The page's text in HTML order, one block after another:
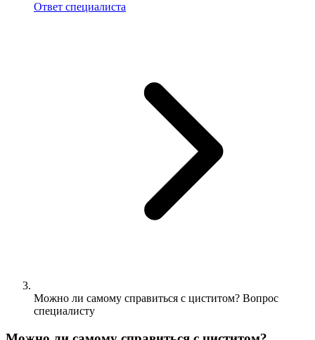
Ответ специалиста
Можно ли самому справиться с циститом? Вопрос
специалисту